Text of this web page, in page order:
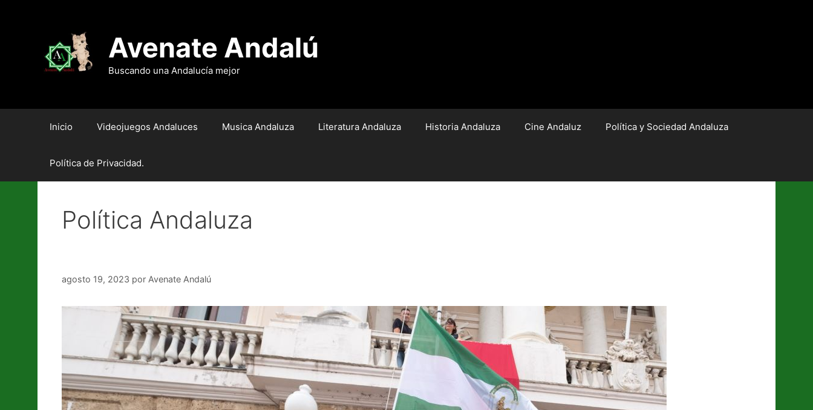
Avenate Andalú
Buscando una Andalucía mejor
Inicio Videojuegos Andaluces Musica Andaluza Literatura Andaluza Historia Andaluza Cine Andaluz Política y Sociedad Andaluza
Política de Privacidad.
Política Andaluza
agosto 19, 2023 por Avenate Andalú